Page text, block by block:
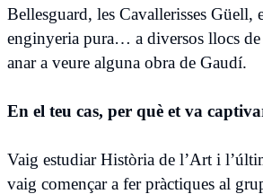
Bellesguard, les Cavallerisses Güell,
enginyeria pura… a diversos llocs de
anar a veure alguna obra de Gaudí.
En el teu cas, per què et va
Vaig estudiar Història de l’Art i
vaig començar a fer pràctiques al